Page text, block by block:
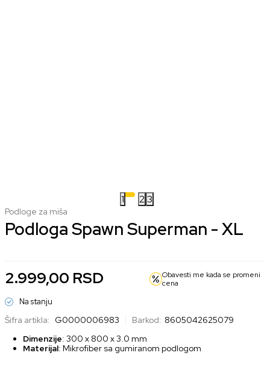
1 2 3
Podloge za miša
Podloga Spawn Superman - XL
2.999,00 RSD
Obavesti me kada se promeni
cena
Na stanju
Šifra artikla: G0000006983 Barkod: 8605042625079
Dimenzije: 300 x 800 x 3.0 mm
Materijal: Mikrofiber sa gumiranom podlogom